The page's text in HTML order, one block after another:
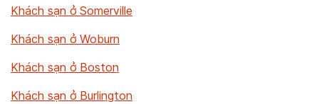
Khách sạn ở Somerville
Khách sạn ở Woburn
Khách sạn ở Boston
Khách sạn ở Burlington